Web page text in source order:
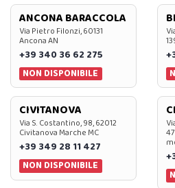
ANCONA BARACCOLA
Via Pietro Filonzi, 60131
Ancona AN
+39 340 36 62 275
NON DISPONIBILE
CIVITANOVA
Via S. Costantino, 98, 62012
Civitanova Marche MC
+39 349 28 11 427
NON DISPONIBILE